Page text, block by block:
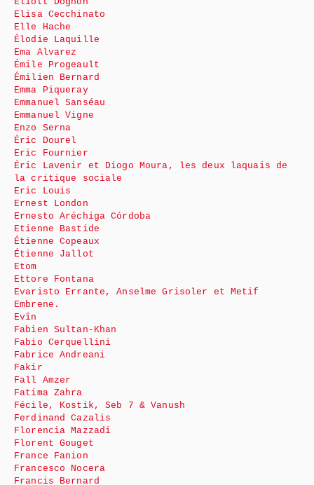
Elisa Cecchinato
Elle Hache
Élodie Laquille
Ema Alvarez
Émile Progeault
Émilien Bernard
Emma Piqueray
Emmanuel Sanséau
Emmanuel Vigne
Enzo Serna
Éric Dourel
Eric Fournier
Éric Lavenir et Diogo Moura, les deux laquais de
la critique sociale
Eric Louis
Ernest London
Ernesto Aréchiga Córdoba
Etienne Bastide
Étienne Copeaux
Étienne Jallot
Etom
Ettore Fontana
Evaristo Errante, Anselme Grisoler et Metif
Embrene.
Evîn
Fabien Sultan-Khan
Fabio Cerquellini
Fabrice Andreani
Fakir
Fall Amzer
Fatima Zahra
Fécile, Kostik, Seb 7 & Vanush
Ferdinand Cazalis
Florencia Mazzadi
Florent Gouget
France Fanion
Francesco Nocera
Francis Bernard